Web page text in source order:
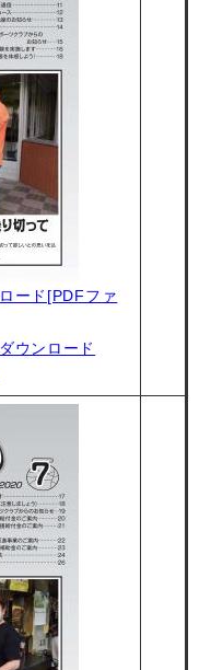
ード[PDFファ
ウンロード